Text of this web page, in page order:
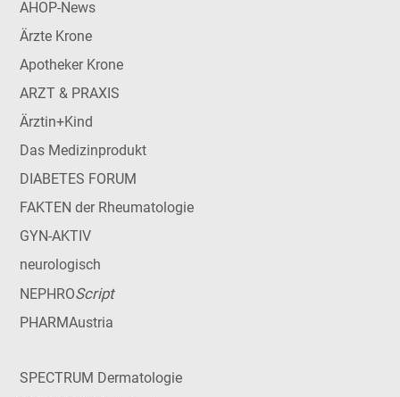
AHOP-News
Ärzte Krone
Apotheker Krone
ARZT & PRAXIS
Ärztin+Kind
Das Medizinprodukt
DIABETES FORUM
FAKTEN der Rheumatologie
GYN-AKTIV
neurologisch
NEPHROScript
PHARMAustria
SPECTRUM Dermatologie